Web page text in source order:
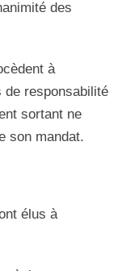
des
à
de responsabilité
sortant ne
son mandat.
élus à